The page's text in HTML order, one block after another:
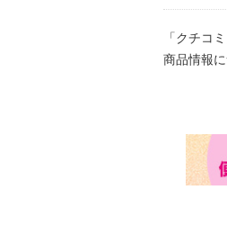
【原産国
・日本製
「クチコ
商品情報